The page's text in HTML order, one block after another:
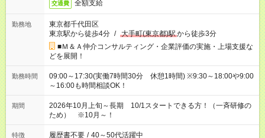
交通費 全額支給
勤務地
東京都千代田区
東京駅から徒歩4分 / 大手町(東京都)駅から徒歩3分
■Ｍ＆Ａ仲介コンサルティング・企業評価の実施・上場支援な
どを展開！
勤務時間
09:00～17:30(実働7時間30分 休憩1時間) ※9:30～18:00や9:00
～16:00も時間相談OK！
期間
2026年10月上旬～長期 10/1スタートできる方！（一斉研修の
ため） ※10月～！
特徴 履歴書不要 / 40～50代活躍中